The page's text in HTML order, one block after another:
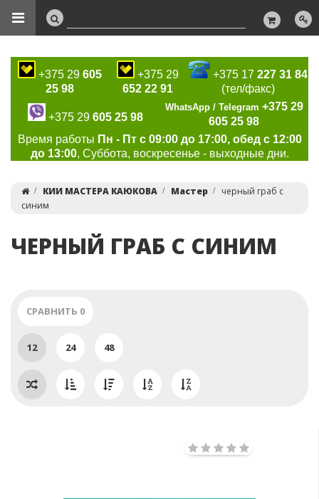
+375 29 605
25 98
+375 29
652 22 91
+375 17227 31 84
(тел/факс)
+375 29 605 25 98
WhatsApp / Telegram +375 29
605 25 98
Время работы Пн - Пт с 09:00 до 17:00, обед с 12:00
до 13:00, Суббота, воскресенье - выходные дни.
КИИ МАСТЕРА КАЮКОВА Мастер
черный граб с
синим
ЧЕРНЫЙ ГРАБ С СИНИМ
СРАВНИТЬ 0
12 24 48